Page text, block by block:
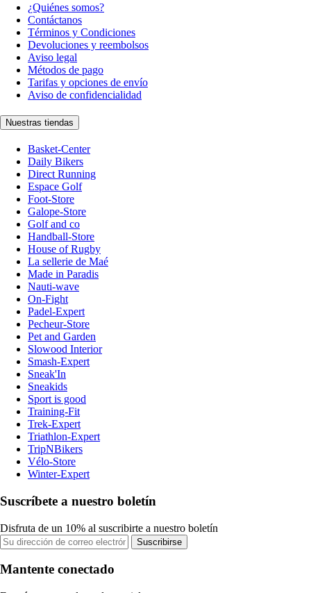
¿Quiénes somos?
Contáctanos
Términos y Condiciones
Devoluciones y reembolsos
Aviso legal
Métodos de pago
Tarifas y opciones de envío
Aviso de confidencialidad
Nuestras tiendas
Basket-Center
Daily Bikers
Direct Running
Espace Golf
Foot-Store
Galope-Store
Golf and co
Handball-Store
House of Rugby
La sellerie de Maé
Made in Paradis
Nauti-wave
On-Fight
Padel-Expert
Pecheur-Store
Pet and Garden
Slowood Interior
Smash-Expert
Sneak'In
Sneakids
Sport is good
Training-Fit
Trek-Expert
Triathlon-Expert
TripNBikers
Vélo-Store
Winter-Expert
Suscríbete a nuestro boletín
Disfruta de un 10% al suscribirte a nuestro boletín
Suscribirse
Mantente conectado